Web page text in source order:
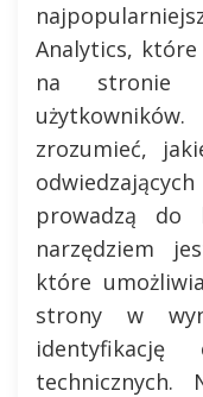
Analytics,
na stronie
zrozumieć,
prowadzą do
narzędziem
które
strony w
identyfikację
technicznych.